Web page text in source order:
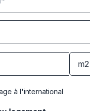
à l'international